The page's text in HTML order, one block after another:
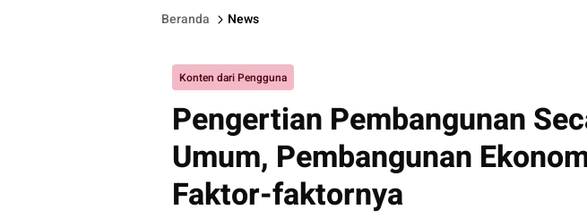
Beranda News
Konten dari Pengguna
Pengertian Pembangunan
Umum, Pembangunan
Faktor-faktornya